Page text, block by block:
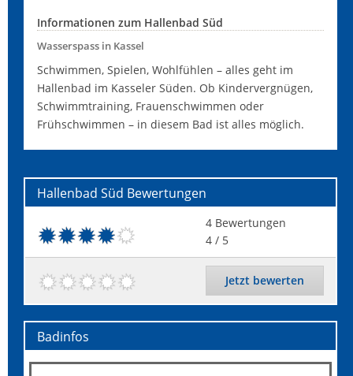
Informationen zum Hallenbad Süd
Wasserspass in Kassel
Schwimmen, Spielen, Wohlfühlen – alles geht im
Hallenbad im Kasseler Süden. Ob Kindervergnügen,
Schwimmtraining, Frauenschwimmen oder
Frühschwimmen – in diesem Bad ist alles möglich.
Hallenbad Süd Bewertungen
4 Bewertungen
4 / 5
Jetzt bewerten
Badinfos